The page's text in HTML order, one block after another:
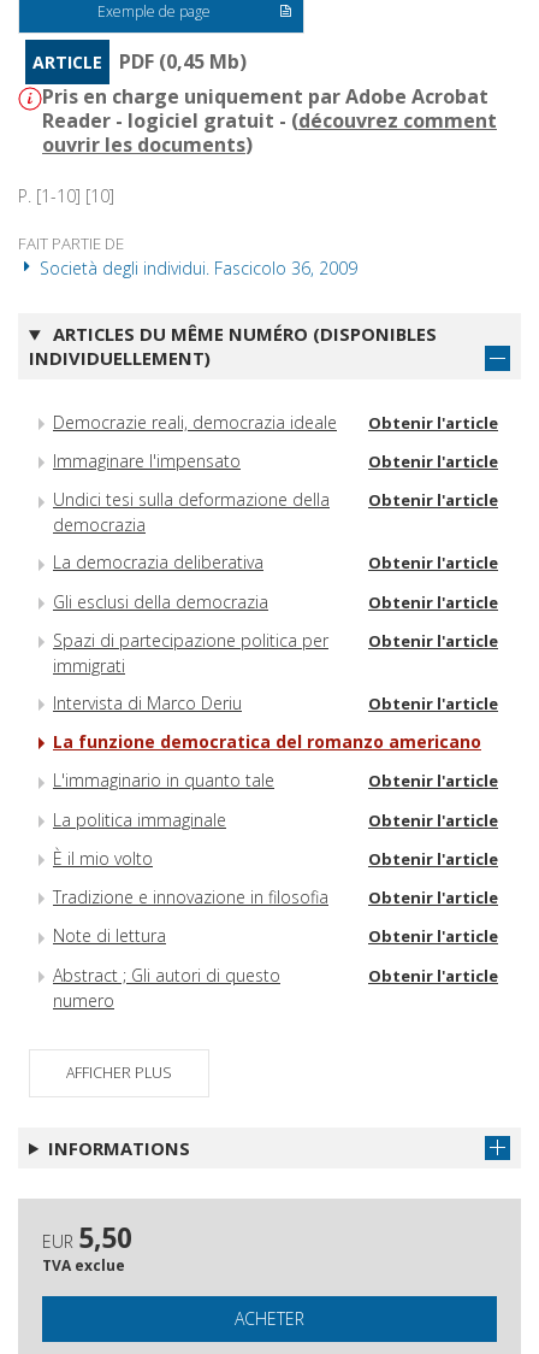
Exemple de page
ARTICLE
PDF (0,45 Mb)
Pris en charge uniquement par Adobe Acrobat
Reader - logiciel gratuit - (découvrez comment
ouvrir les documents)
P. [1-10] [10]
FAIT PARTIE DE
Società degli individui. Fascicolo 36, 2009
ARTICLES DU MÊME NUMÉRO (DISPONIBLES
INDIVIDUELLEMENT)
Democrazie reali, democrazia ideale Obtenir l'article
Immaginare l'impensato Obtenir l'article
Undici tesi sulla deformazione della
democrazia
Obtenir l'article
La democrazia deliberativa Obtenir l'article
Gli esclusi della democrazia Obtenir l'article
Spazi di partecipazione politica per
immigrati
Obtenir l'article
Intervista di Marco Deriu Obtenir l'article
La funzione democratica del romanzo americano
L'immaginario in quanto tale
Obtenir l'article
La politica immaginale Obtenir l'article
È il mio volto Obtenir l'article
Tradizione e innovazione in filosofia Obtenir l'article
Note di lettura Obtenir l'article
Abstract ; Gli autori di questo
numero
Obtenir l'article
AFFICHER PLUS
INFORMATIONS
EUR 5,50
TVA exclue
ACHETER